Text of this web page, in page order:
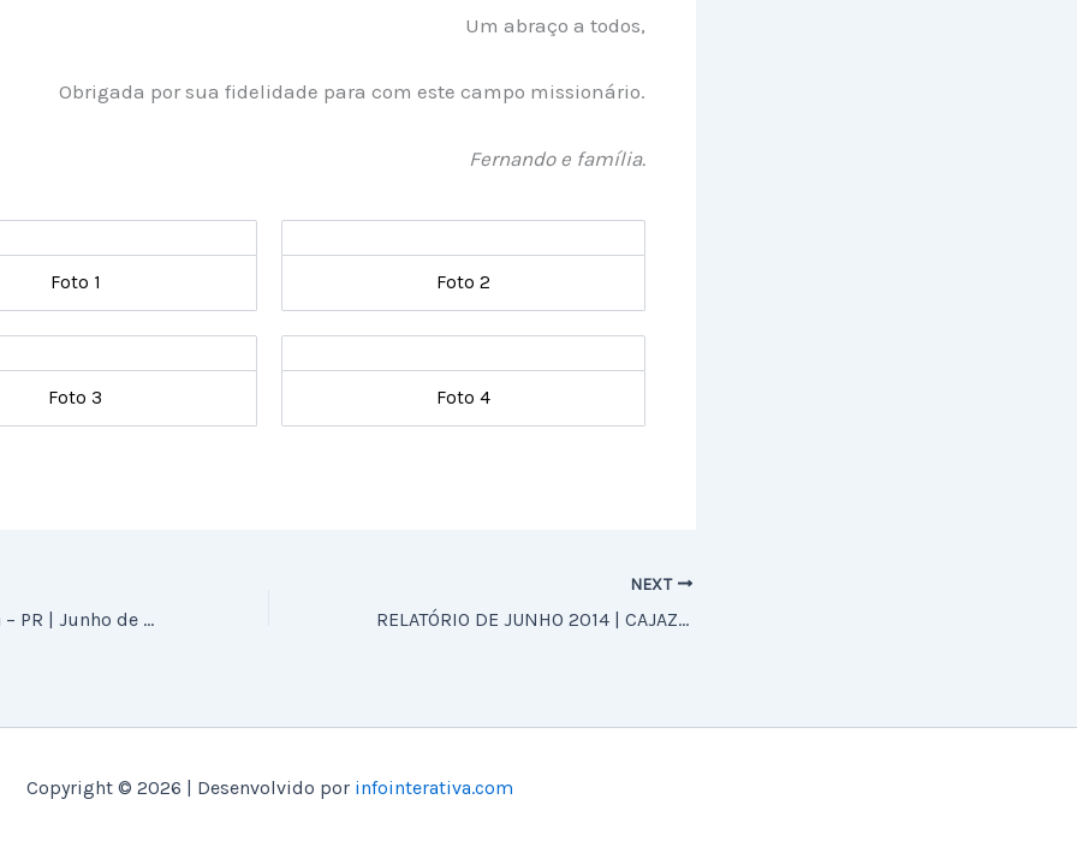
Um abraço a todos,
Obrigada por sua fidelidade para com este campo missionário.
Fernando e família.
Foto 1 Foto 2
Foto 3 Foto 4
Relatório de Iporã – PR | Junho de 2014
NEXT
RELATÓRIO DE JUNHO 2014 | CAJAZEIRAS-PB
Copyright © 2026 | Desenvolvido por infointerativa.com